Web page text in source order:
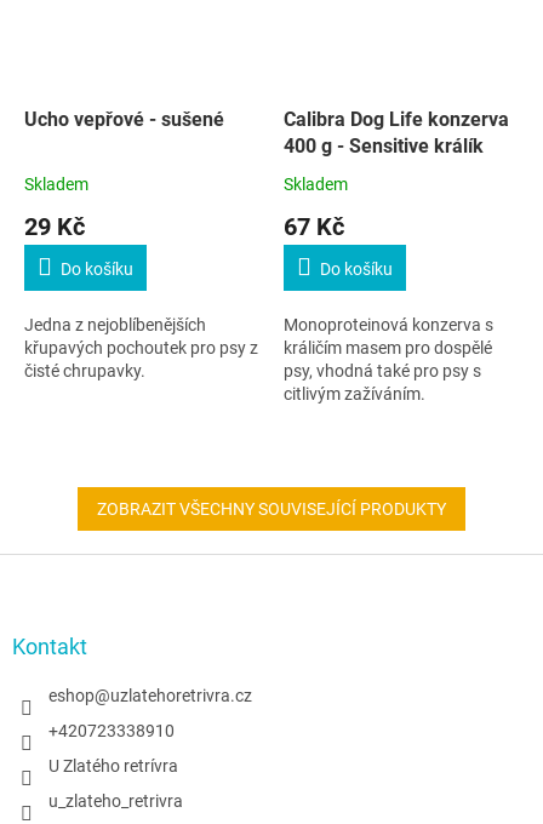
Ucho vepřové - sušené
Skladem
29 Kč
Do košíku
Jedna z nejoblíbenějších
křupavých pochoutek pro psy z
čisté chrupavky.
Calibra Dog Life konzerva
400 g - Sensitive králík
Skladem
67 Kč
Do košíku
Monoproteinová konzerva s
králičím masem pro dospělé
psy, vhodná také pro psy s
citlivým zažíváním.
ZOBRAZIT VŠECHNY SOUVISEJÍCÍ PRODUKTY
Kontakt
eshop@uzlatehoretrivra.cz
+420723338910
U Zlatého retrívra
u_zlateho_retrivra